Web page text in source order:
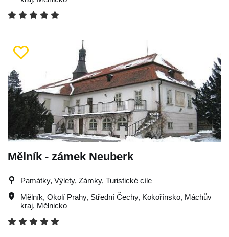
Mělník - zámek Neuberk
Památky, Výlety, Zámky, Turistické cíle
Mělník, Okolí Prahy, Střední Čechy, Kokořínsko, Máchův
kraj, Mělnicko